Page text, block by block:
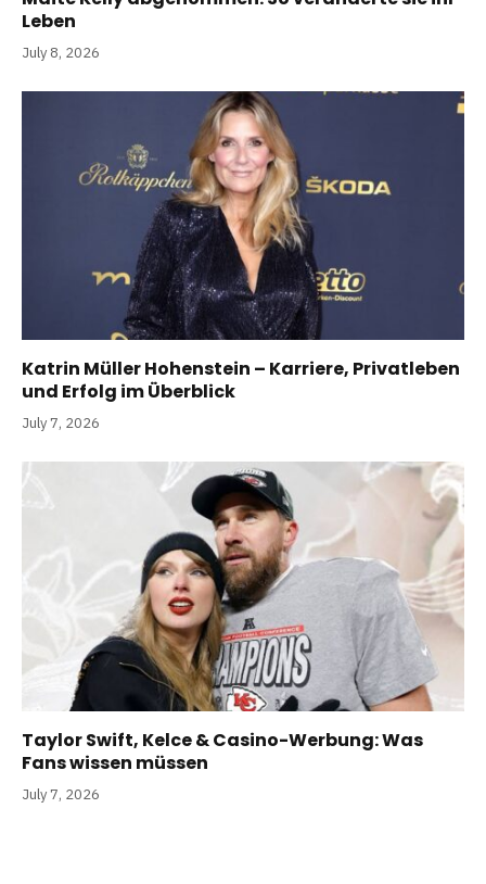
Leben
July 8, 2026
Katrin Müller Hohenstein – Karriere, Privatleben
und Erfolg im Überblick
July 7, 2026
Taylor Swift, Kelce & Casino-Werbung: Was
Fans wissen müssen
July 7, 2026